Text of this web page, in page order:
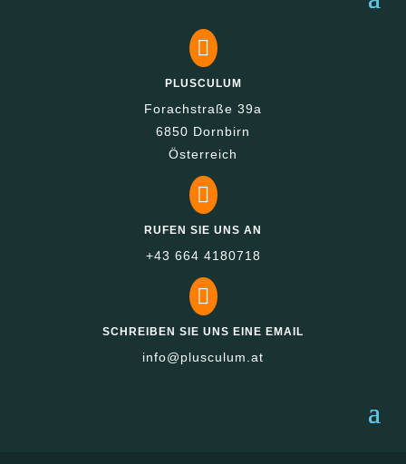

PLUSCULUM
Forachstraße 39a
6850 Dornbirn
Österreich

RUFEN SIE UNS AN
+43 664 4180718

SCHREIBEN SIE UNS EINE EMAIL
info@plusculum.at